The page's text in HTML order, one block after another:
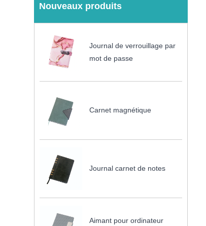
Nouveaux produits
Journal de verrouillage par
mot de passe
Carnet magnétique
Journal carnet de notes
Aimant pour ordinateur